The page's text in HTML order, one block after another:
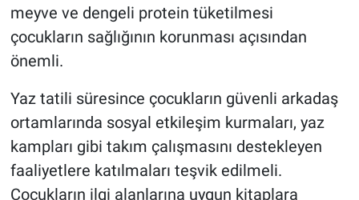
meyve ve dengeli protein tüketilmesi
çocukların sağlığının korunması açısından
önemli.
Yaz tatili süresince çocukların güvenli arkadaş
ortamlarında sosyal etkileşim kurmaları, yaz
kampları gibi takım çalışmasını destekleyen
faaliyetlere katılmaları teşvik edilmeli.
Çocukların ilgi alanlarına uygun kitaplara